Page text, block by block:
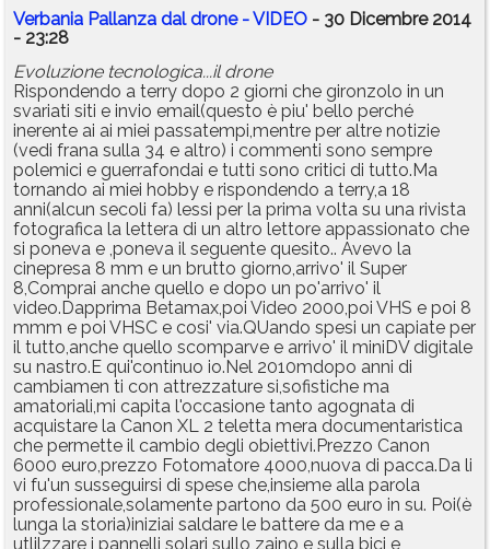
Verbania Pallanza dal drone - VIDEO - 30 Dicembre 2014
- 23:28
Evoluzione tecnologica...il drone
Rispondendo a terry dopo 2 giorni che gironzolo in un
svariati siti e invio email(questo è piu' bello perché
inerente ai ai miei passatempi,mentre per altre notizie
(vedi frana sulla 34 e altro) i commenti sono sempre
polemici e guerrafondai e tutti sono critici di tutto.Ma
tornando ai miei hobby e rispondendo a terry,a 18
anni(alcun secoli fa) lessi per la prima volta su una rivista
fotografica la lettera di un altro lettore appassionato che
si poneva e ,poneva il seguente quesito.. Avevo la
cinepresa 8 mm e un brutto giorno,arrivo' il Super
8,Comprai anche quello e dopo un po'arrivo' il
video.Dapprima Betamax,poi Video 2000,poi VHS e poi 8
mmm e poi VHSC e cosi' via.QUando spesi un capiate per
il tutto,anche quello scomparve e arrivo' il miniDV digitale
su nastro.E qui'continuo io.Nel 2010mdopo anni di
cambiamen ti con attrezzature si,sofistiche ma
amatoriali,mi capita l'occasione tanto agognata di
acquistare la Canon XL 2 teletta mera documentaristica
che permette il cambio degli obiettivi.Prezzo Canon
6000 euro,prezzo Fotomatore 4000,nuova di pacca.Da li
vi fu'un susseguirsi di spese che,insieme alla parola
professionale,solamente partono da 500 euro in su. Poi(è
lunga la storia)iniziai saldare le battere da me e a
utlilzzare i pannelli solari sullo zaino e sulla bici e